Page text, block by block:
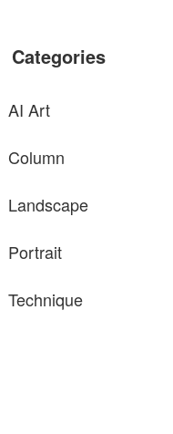
Categories
AI Art
Column
Landscape
Portrait
Technique